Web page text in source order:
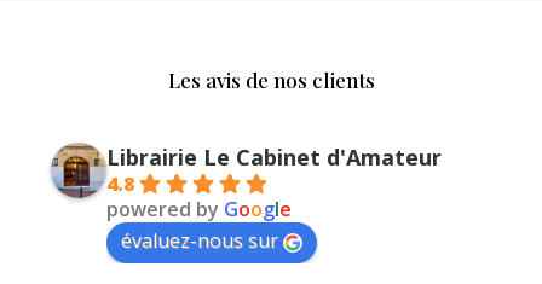
Les avis de nos clients
Librairie Le Cabinet d'Amateur
4.8
powered by Google
évaluez-nous sur